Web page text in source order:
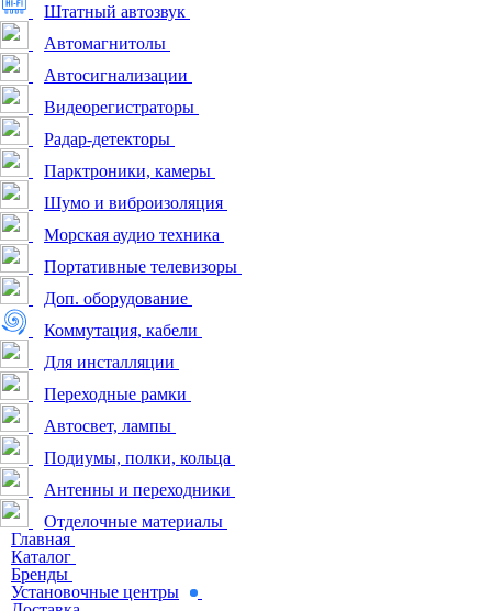
Штатный автозвук
Автомагнитолы
Автосигнализации
Видеорегистраторы
Радар-детекторы
Парктроники, камеры
Шумо и виброизоляция
Морская аудио техника
Портативные телевизоры
Доп. оборудование
Коммутация, кабели
Для инсталляции
Переходные рамки
Автосвет, лампы
Подиумы, полки, кольца
Антенны и переходники
Отделочные материалы
Главная
Каталог
Бренды
Установочные центры